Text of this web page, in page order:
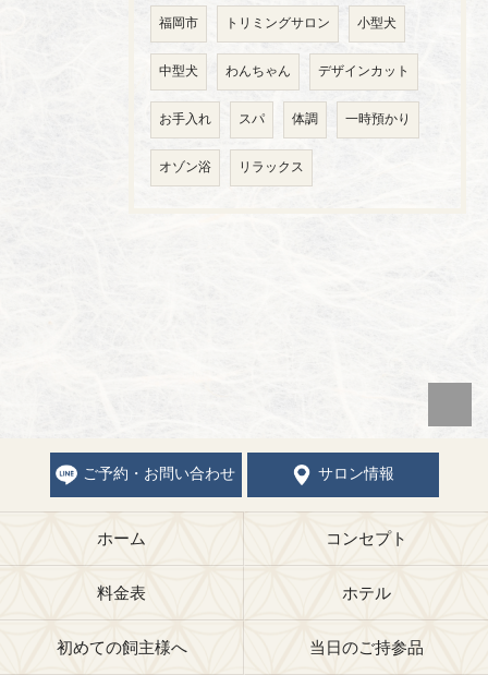
福岡市 トリミングサロン 小型犬
中型犬 わんちゃん デザインカット
お手入れ スパ 体調 一時預かり
オゾン浴 リラックス
ご予約・お問い合わせ サロン情報
ホーム コンセプト
料金表 ホテル
初めての飼主様へ 当日のご持参品